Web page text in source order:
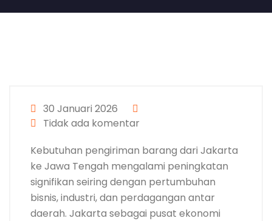
30 Januari 2026
Tidak ada komentar
Kebutuhan pengiriman barang dari Jakarta
ke Jawa Tengah mengalami peningkatan
signifikan seiring dengan pertumbuhan
bisnis, industri, dan perdagangan antar
daerah. Jakarta sebagai pusat ekonomi